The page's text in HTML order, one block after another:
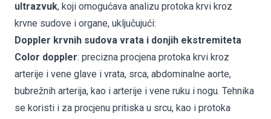
ultrazvuk, koji omogućava analizu protoka krvi kroz
krvne sudove i organe, uključujući:
Doppler krvnih sudova vrata i donjih ekstremiteta
Color doppler: precizna procjena protoka krvi kroz
arterije i vene glave i vrata, srca, abdominalne aorte,
bubrežnih arterija, kao i arterije i vene ruku i nogu. Tehnika
se koristi i za procjenu pritiska u srcu, kao i protoka